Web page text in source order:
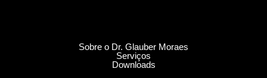
Sobre o Dr. Glauber Moraes
Serviços
Downloads